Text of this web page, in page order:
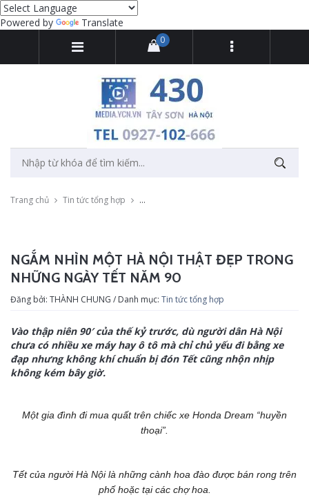
Powered by Translate
0
Trang chủ Tin tức tổng hợp Ngắm nhìn một Hà Nội thật đẹp trong
NGẮM NHÌN MỘT HÀ NỘI THẬT ĐẸP TRONG
NHỮNG NGÀY TẾT NĂM 90
Đăng bởi: THÀNH CHUNG / Danh mục: Tin tức tổng hợp
Vào thập niên 90′ của thế kỷ trước, dù người dân Hà Nội
chưa có nhiều xe máy hay ô tô mà chỉ chủ yếu đi bằng xe
đạp nhưng không khí chuẩn bị đón Tết cũng nhộn nhịp
không kém bây giờ.
Một gia đình đi mua quất trên chiếc xe Honda Dream “huyền
thoại”.
Tết của người Hà Nội là những cành hoa đào được bán rong trên
phố hoặc tại các chợ hoa.